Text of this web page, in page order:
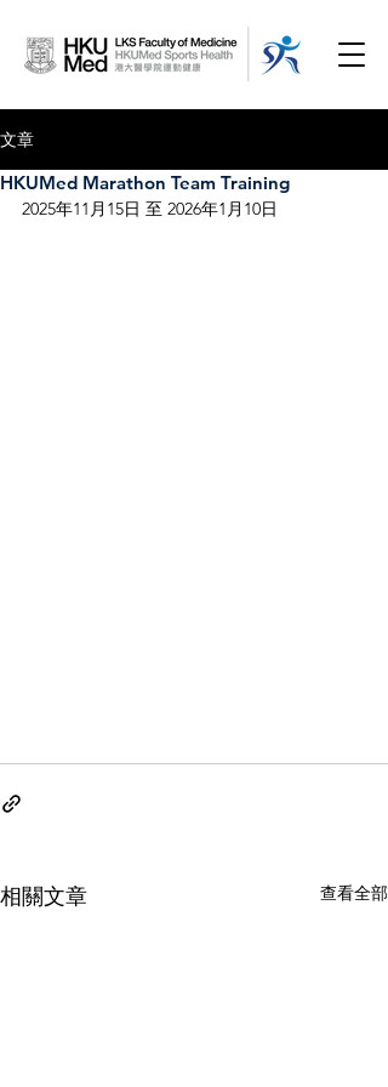
文章
HKUMed Marathon Team Training
2025年11月15日 至 2026年1月10日
相關文章 查看全部